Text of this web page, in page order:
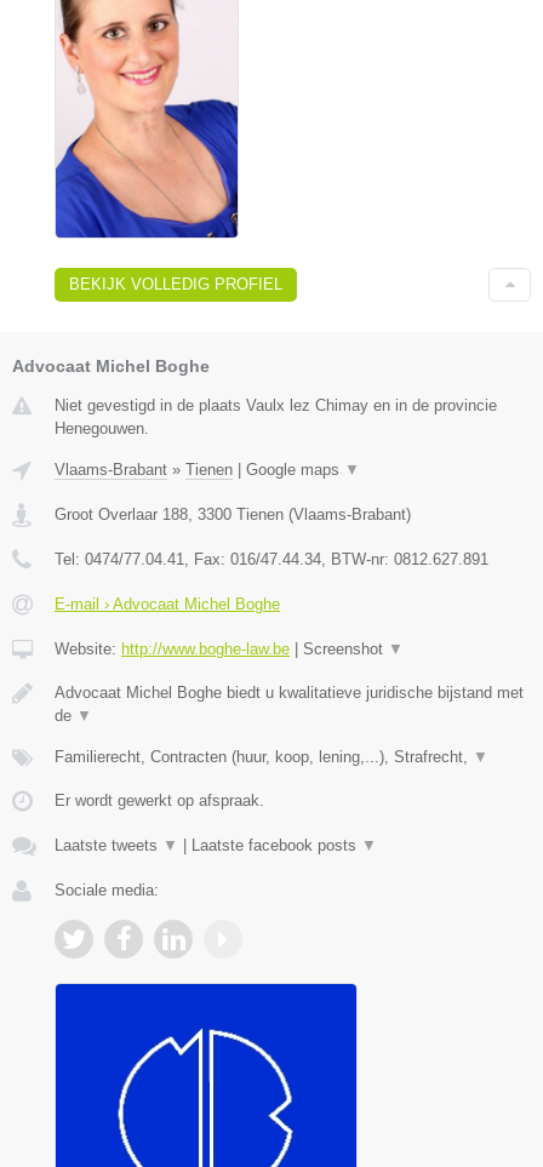
BEKIJK VOLLEDIG PROFIEL
Advocaat Michel Boghe
Niet gevestigd in de plaats Vaulx lez Chimay en in de provincie
Henegouwen.
Vlaams-Brabant » Tienen Google maps ▼
Groot Overlaar 188 3300 Tienen (Vlaams-Brabant)
Tel: 0474/77.04.41 , Fax: 016/47.44.34 , BTW-nr: ​0812.627.891
E-mail › Advocaat Michel Boghe
Website: http://www.boghe-law.be Screenshot ▼
Advocaat Michel Boghe biedt u kwalitatieve juridische bijstand met
de ▼
Familierecht, Contracten (huur, koop, lening,...), Strafrecht, ▼
Er wordt gewerkt op afspraak.
Laatste tweets ▼ Laatste facebook posts ▼
Sociale media: